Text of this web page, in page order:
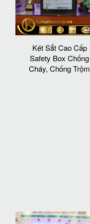
Két Sắt Cao Cấp
Safety Box Chống
Cháy, Chống Trộm